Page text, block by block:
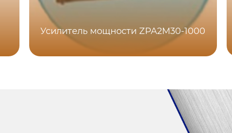
Усилитель мощности ZPA2M30-1000